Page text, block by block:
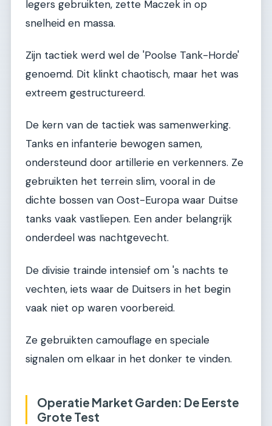
legers gebruikten, zette Maczek in op
snelheid en massa.
Zijn tactiek werd wel de 'Poolse Tank-Horde'
genoemd. Dit klinkt chaotisch, maar het was
extreem gestructureerd.
De kern van de tactiek was samenwerking.
Tanks en infanterie bewogen samen,
ondersteund door artillerie en verkenners. Ze
gebruikten het terrein slim, vooral in de
dichte bossen van Oost-Europa waar Duitse
tanks vaak vastliepen. Een ander belangrijk
onderdeel was nachtgevecht.
De divisie trainde intensief om 's nachts te
vechten, iets waar de Duitsers in het begin
vaak niet op waren voorbereid.
Ze gebruikten camouflage en speciale
signalen om elkaar in het donker te vinden.
Operatie Market Garden: De Eerste
Grote Test